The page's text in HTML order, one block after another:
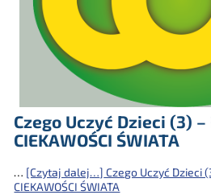
Czego Uczyć Dzieci (3) –
CIEKAWOŚCI ŚWIATA
… [Czytaj dalej…] Czego Uczyć Dzieci
CIEKAWOŚCI ŚWIATA